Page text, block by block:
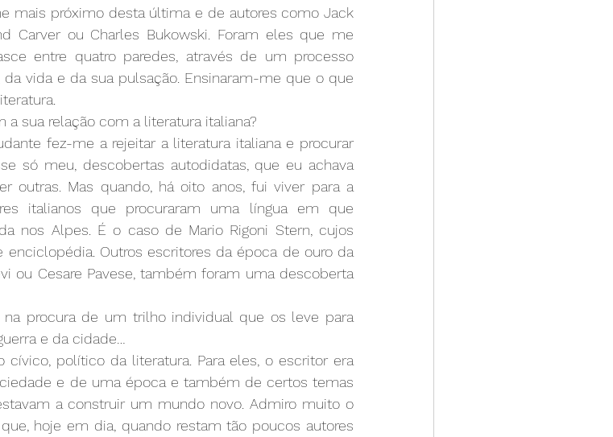
mais próximo desta última e de autores como Jack
Carver ou Charles Bukowski. Foram eles que me
entre quatro paredes, através de um processo
vida e da sua pulsação. Ensinaram-me que o que
a sua relação com a literatura italiana?
fez-me a rejeitar a literatura italiana e procurar
só meu, descobertas autodidatas, que eu achava
outras. Mas quando, há oito anos, fui viver para a
italianos que procuraram uma língua em que
nos Alpes. É o caso de Mario Rigoni Stern, cujos
Outros escritores da época de ouro da
ou Cesare Pavese, também foram uma descoberta
procura de um trilho individual que os leve para
e da cidade…
político da literatura. Para eles, o escritor era
e de uma época e também de certos temas
a construir um mundo novo. Admiro muito o
hoje em dia, quando restam tão poucos autores